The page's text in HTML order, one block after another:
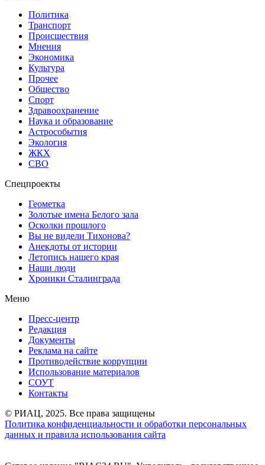
Политика
Транспорт
Происшествия
Мнения
Экономика
Культура
Прочее
Общество
Спорт
Здравоохранение
Наука и образование
Астрособытия
Экология
ЖКХ
СВО
Спецпроекты
Геометка
Золотые имена Белого зала
Осколки прошлого
Вы не видели Тихонова?
Анекдоты от истории
Летопись нашего края
Наши люди
Хроники Сталинграда
Меню
Пресс-центр
Редакция
Документы
Реклама на сайте
Противодействие коррупции
Использование материалов
СОУТ
Контакты
© РИАЦ, 2025. Все права защищены
Политика конфиденциальности и обработки персональных
данных и правила использования сайта